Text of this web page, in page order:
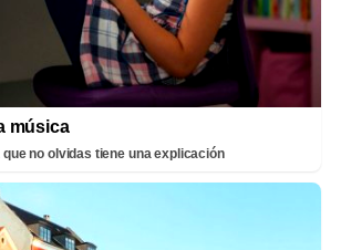
música
no olvidas tiene una explicación